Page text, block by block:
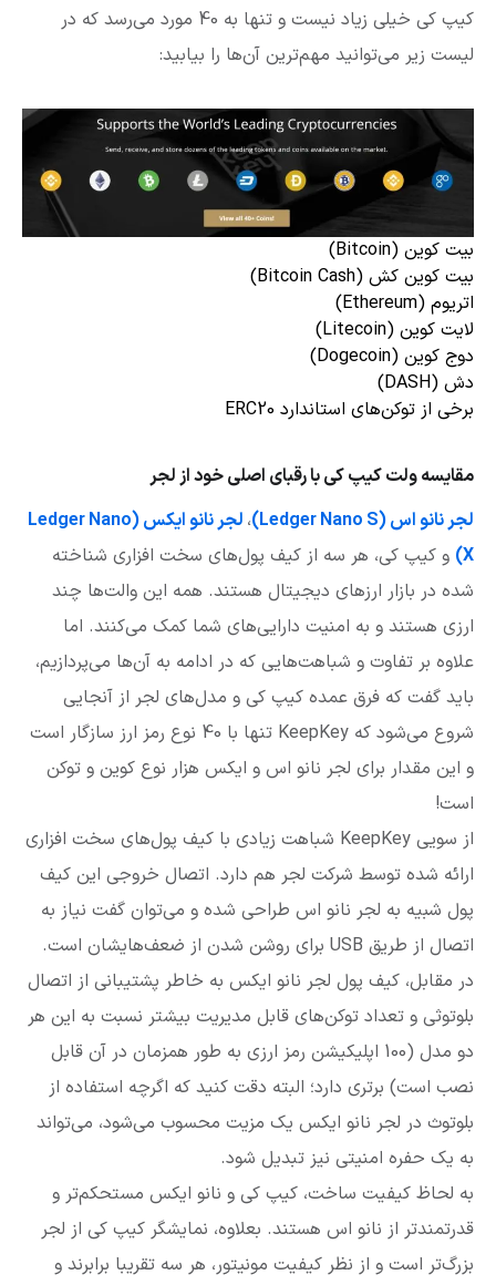
کیپ کی خیلی زیاد نیست و تنها به 40 مورد می‌رسد که در
لیست زیر می‌توانید مهم‌ترین آن‌ها را بیابید:
بیت کوین (Bitcoin)
بیت کوین کش (Bitcoin Cash)
اتریوم (Ethereum)
لایت کوین (Litecoin)
دوج کوین (Dogecoin)
دش (DASH)
برخی از توکن‌های استاندارد ERC20
مقایسه ولت کیپ کی با رقبای اصلی خود از لجر
لجر نانو اس (Ledger Nano S)
،
لجر نانو ایکس (Ledger Nano
X) و کیپ کی، هر سه از کیف پول‌های سخت افزاری شناخته
شده در بازار ارزهای دیجیتال هستند. همه این والت‌ها چند
ارزی هستند و به امنیت دارایی‌های شما کمک می‌کنند. اما
علاوه بر تفاوت و شباهت‌هایی که در ادامه به آن‌ها می‌پردازیم،
باید گفت که فرق عمده کیپ کی و مدل‌های لجر از آنجایی
شروع می‌شود که KeepKey تنها با 40 نوع رمز ارز سازگار است
و این مقدار برای لجر نانو اس و ایکس هزار نوع کوین و توکن
است!
از سویی KeepKey شباهت زیادی با کیف پول‌های سخت افزاری
ارائه شده توسط شرکت لجر هم دارد. اتصال خروجی این کیف
پول شبیه به لجر نانو اس طراحی شده و می‌توان گفت نیاز به
اتصال از طریق USB برای روشن شدن از ضعف‌هایشان است.
در مقابل، کیف پول لجر نانو ایکس به خاطر پشتیبانی از اتصال
بلوتوثی و تعداد توکن‌های قابل مدیریت بیشتر نسبت به این هر
دو مدل (100 اپلیکیشن رمز ارزی به طور همزمان در آن قابل
نصب است) برتری دارد؛ البته دقت کنید که اگرچه استفاده از
بلوتوث در لجر نانو ایکس یک مزیت محسوب می‌شود، می‌تواند
به یک حفره امنیتی نیز تبدیل شود.
به لحاظ کیفیت ساخت، کیپ کی و نانو ایکس مستحکم‌تر و
قدرتمندتر از نانو اس هستند. بعلاوه، نمایشگر کیپ کی از لجر
بزرگ‌تر است و از نظر کیفیت مونیتور، هر سه تقریبا برابرند و